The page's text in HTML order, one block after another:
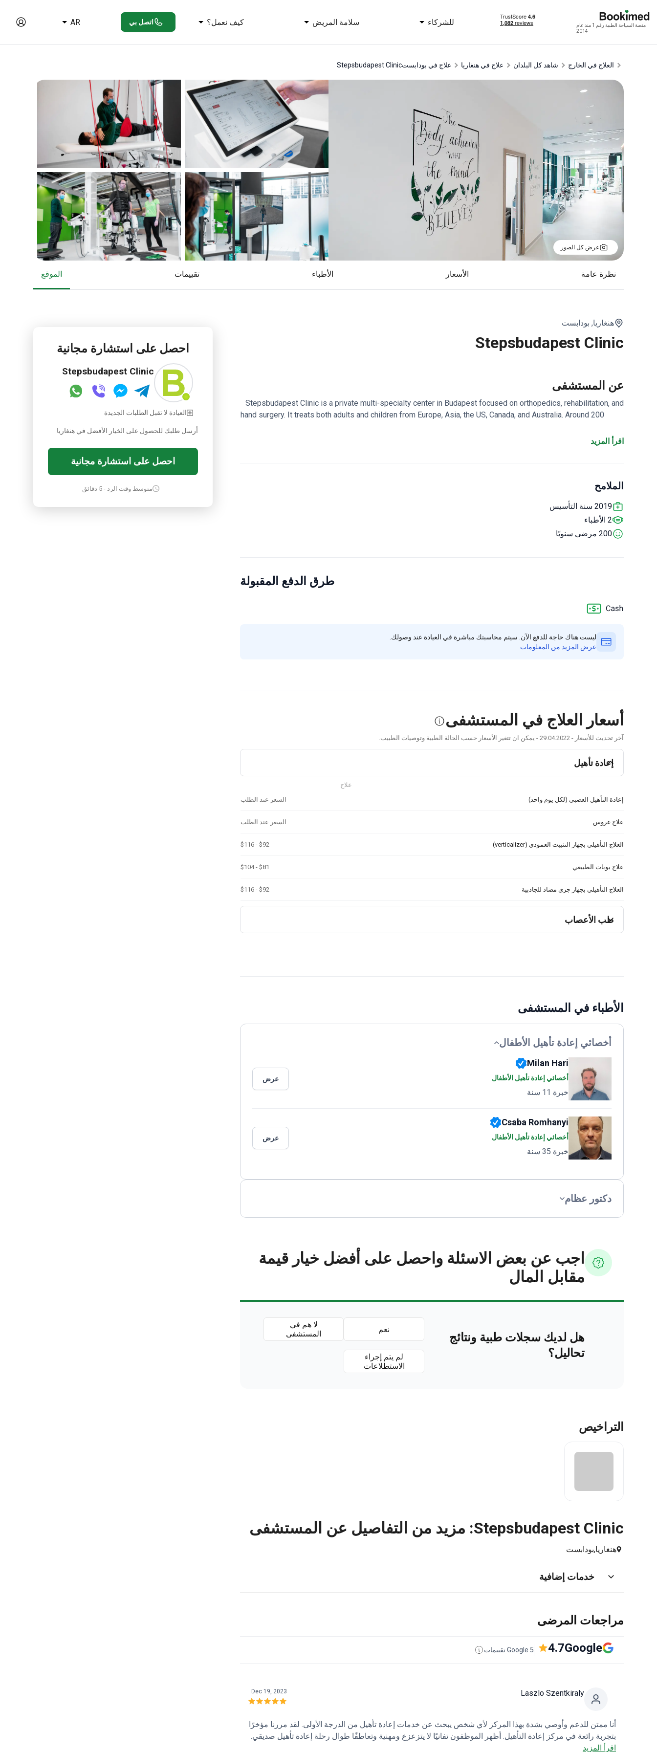
منصة السياحة الطبية رقم 1 منذ عام
2014
للشركاء سلامة المريض كيف نعمل؟ اتصل بي AR
العلاج في الخارج شاهد كل البلدان علاج في هنغاريا علاج في بودابستStepsbudapest Clinic
عرض كل الصور
نظرة عامة الأسعار الأطباء تقييمات الموقع
هنغاريا, بودابست
Stepsbudapest Clinic
عن المستشفى
Stepsbudapest Clinic is a private multi-specialty center in Budapest focused on orthopedics, rehabilitation, and
hand surgery. It treats both adults and children from Europe, Asia, the US, Canada, and Australia. Around 200
rehabilitation services support recovery after procedures.
اقرأ المزيد
الملامح
2019 سنة التأسيس
2 الأطباء
200 مرضى سنويًا
طرق الدفع المقبولة
ليست هناك حاجة للدفع الآن. سيتم محاسبتك مباشرة في العيادة عند وصولك.
عرض المزيد من المعلومات
أسعار العلاج في المستشفى
آخر تحديث للأسعار - 29.04.2022 - يمكن ان تتغير الأسعار حسب الحالة الطبية وتوصيات الطبيب.
إعادة تأهيل
علاج
إعادة التأهيل العصبي (لكل يوم واحد)
السعر عند الطلب
علاج غروس السعر عند الطلب
العلاج التأهيلي بجهاز التثبيت العمودي (verticalizer) $92 - $116
علاج بوباث الطبيعي $81 - $104
العلاج التأهيلي بجهاز جري مضاد للجاذبية $92 - $116
طب الأعصاب
الأطباء في المستشفى
أخصائي إعادة تأهيل الأطفال
Milan Hari
أخصائي إعادة تأهيل الأطفال
خبرة 11 سنة
عرض
Csaba Romhanyi
أخصائي إعادة تأهيل الأطفال
خبرة 35 سنة
عرض
دكتور عظام
اجب عن بعض الاسئلة واحصل على أفضل خيار قيمة
مقابل المال
هل لديك سجلات طبية ونتائج
تحاليل؟
نعم
لا هم في
المستشفى
لم يتم إجراء
الاستطلاعات
التراخيص
Stepsbudapest Clinic: مزيد من التفاصيل عن المستشفى
هنغاريا,بودابست
خدمات إضافية
مراجعات المرضى
Google
4.7 5 Google تقييمات
Laszlo Szentkiraly
Dec 19, 2023
أنا ممتن للدعم وأوصي بشدة بهذا المركز لأي شخص يبحث عن خدمات إعادة تأهيل من الدرجة الأولى. لقد مررنا مؤخرًا
بتجربة رائعة في مركز إعادة التأهيل. أظهر الموظفون تفانيًا لا يتزعزع ومهنية وتعاطفًا طوال رحلة إعادة تأهيل صديقي.
خمس نجوم، بلا شك!
اقرأ المزيد
احصل على استشارة مجانية
Stepsbudapest Clinic
العيادة لا تقبل الطلبات الجديدة
أرسل طلبك للحصول على الخيار الأفضل في هنغاريا
احصل على استشارة مجانية
متوسط وقت الرد - 5 دقائق